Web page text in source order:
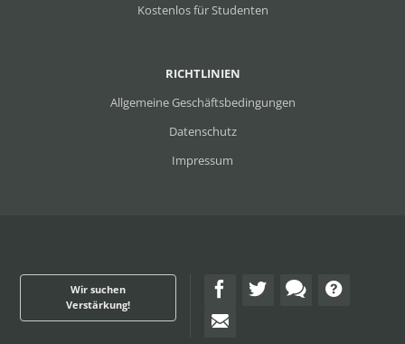
RICHTLINIEN
Allgemeine Geschäftsbedingungen
Datenschutz
Impressum
Kostenlos für Studenten
Wir suchen
Verstärkung!